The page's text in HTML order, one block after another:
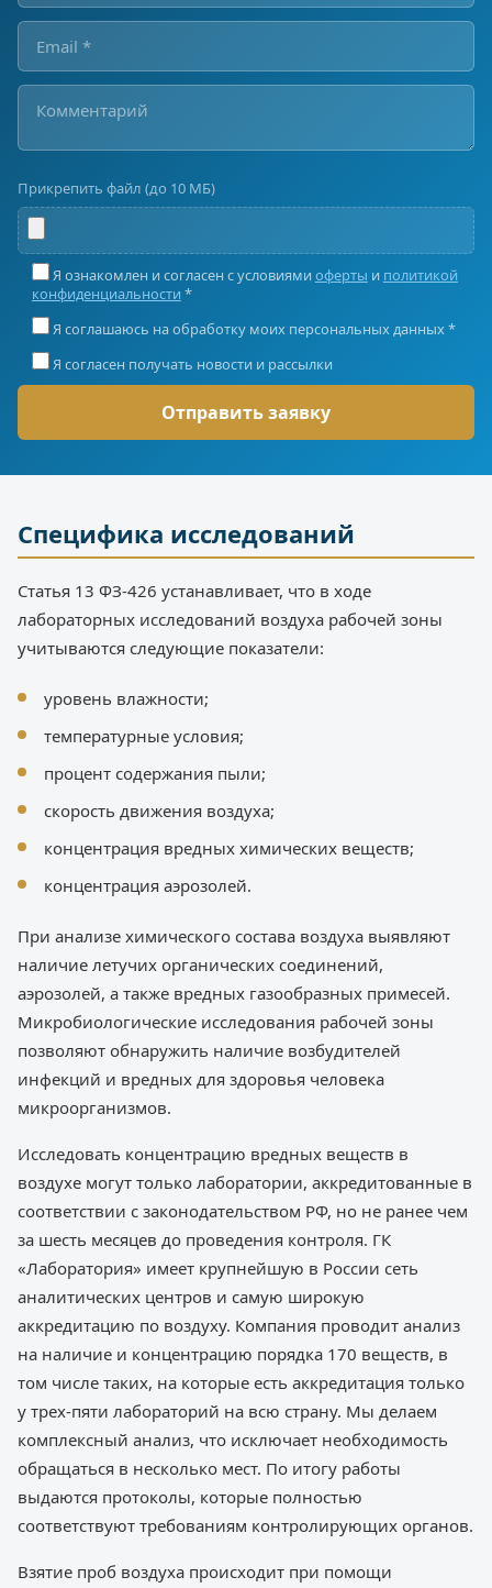
Прикрепить файл (до 10 МБ)
Я ознакомлен и согласен с условиями оферты и политикой
конфиденциальности *
Я соглашаюсь на обработку моих персональных данных *
Я согласен получать новости и рассылки
Специфика исследований
Статья 13 ФЗ-426 устанавливает, что в ходе
лабораторных исследований воздуха рабочей зоны
учитываются следующие показатели:
уровень влажности;
температурные условия;
процент содержания пыли;
скорость движения воздуха;
концентрация вредных химических веществ;
концентрация аэрозолей.
При анализе химического состава воздуха выявляют
наличие летучих органических соединений,
аэрозолей, а также вредных газообразных примесей.
Микробиологические исследования рабочей зоны
позволяют обнаружить наличие возбудителей
инфекций и вредных для здоровья человека
микроорганизмов.
Исследовать концентрацию вредных веществ в
воздухе могут только лаборатории, аккредитованные в
соответствии с законодательством РФ, но не ранее чем
за шесть месяцев до проведения контроля. ГК
«Лаборатория» имеет крупнейшую в России сеть
аналитических центров и самую широкую
аккредитацию по воздуху. Компания проводит анализ
на наличие и концентрацию порядка 170 веществ, в
том числе таких, на которые есть аккредитация только
у трех-пяти лабораторий на всю страну. Мы делаем
комплексный анализ, что исключает необходимость
обращаться в несколько мест. По итогу работы
выдаются протоколы, которые полностью
соответствуют требованиям контролирующих органов.
Взятие проб воздуха происходит при помощи